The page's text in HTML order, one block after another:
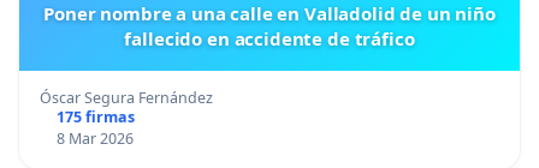
Poner nombre a una calle en Valladolid de un niño
fallecido en accidente de tráfico
Óscar Segura Fernández
175 firmas
8 Mar 2026